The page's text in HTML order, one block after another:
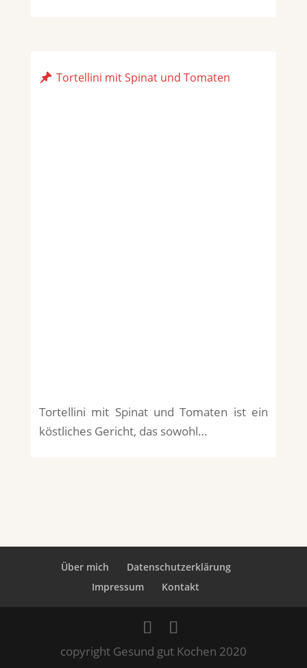
Tortellini mit Spinat und Tomaten
Tortellini mit Spinat und Tomaten ist ein
köstliches Gericht, das sowohl…
Über mich
Datenschutzerklärung
Impressum
Kontakt
copyright Gesund gut Kochen 2020